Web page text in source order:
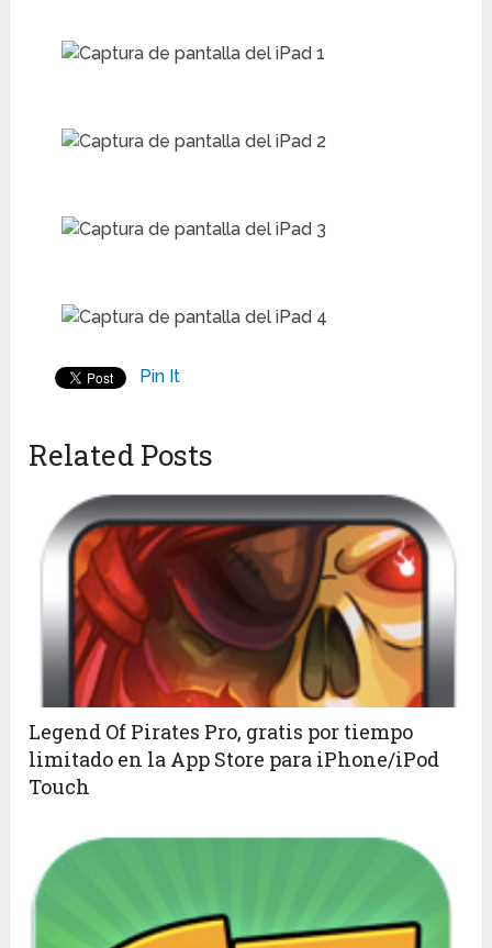
Pin It
Related Posts
Legend Of Pirates Pro, gratis por tiempo
limitado en la App Store para iPhone/iPod
Touch